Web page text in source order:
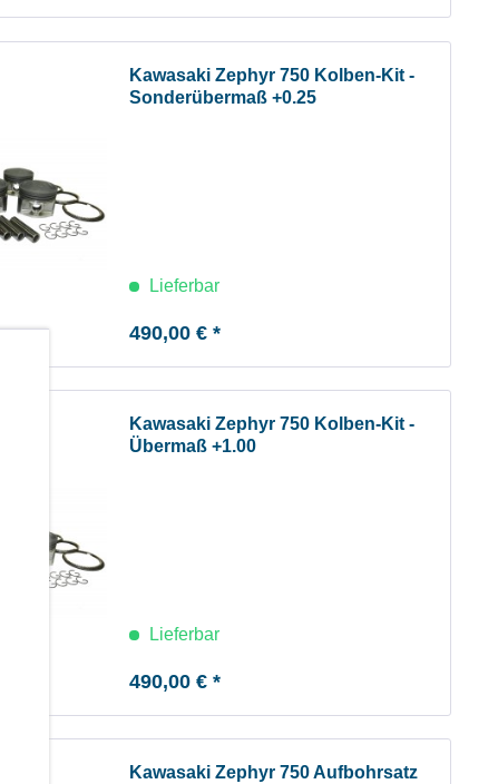
Kawasaki Zephyr 750 Kolben-Kit -
Sonderübermaß +0.25
Lieferbar
490,00 € *
Kawasaki Zephyr 750 Kolben-Kit -
Übermaß +1.00
Lieferbar
490,00 € *
Kawasaki Zephyr 750 Aufbohrsatz